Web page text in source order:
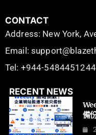
CONTACT
Address: New York,
Email:
Tel: +944-5484451244
RECENT NEWS
備